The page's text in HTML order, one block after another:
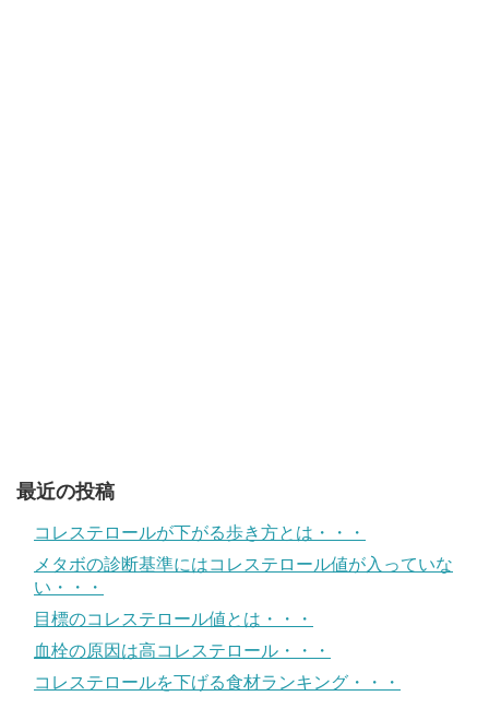
最近の投稿
コレステロールが下がる歩き方とは・・・
メタボの診断基準にはコレステロール値が入っていな
い・・・
目標のコレステロール値とは・・・
血栓の原因は高コレステロール・・・
コレステロールを下げる食材ランキング・・・